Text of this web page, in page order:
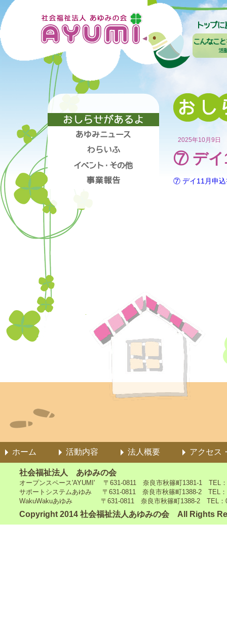
2025年10月9日
⑦ デイ
⑦ デイ11月申込
ホーム 活動内容 法人概要 アクセス
社会福祉法人 あゆみの会
オープンスペース'AYUMI' 〒631-0811 奈良市秋篠町1381-1 TEL
サポートシステムあゆみ 〒631-0811 奈良市秋篠町1388-2 TEL：
WakuWakuあゆみ 〒631-0811 奈良市秋篠町1388-2 TEL：
Copyright 2014 社会福祉法人あゆみの会 All Rights